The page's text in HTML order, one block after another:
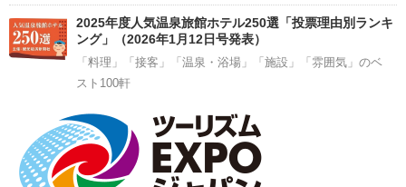
2025年度人気温泉旅館ホテル250選「投票理由別ランキ
ング」（2026年1月12日号発表）
「料理」「接客」「温泉・浴場」「施設」「雰囲気」のベ
スト100軒